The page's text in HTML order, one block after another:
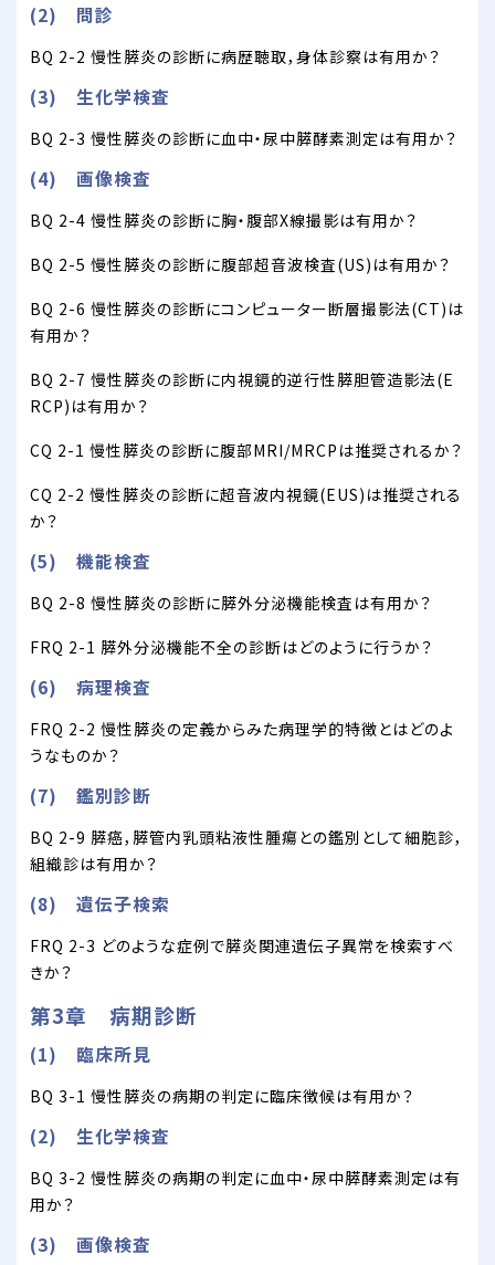
(2) 問診
BQ 2-2 慢性膵炎の診断に病歴聴取，身体診察は有用か？
(3) 生化学検査
BQ 2-3 慢性膵炎の診断に血中・尿中膵酵素測定は有用か？
(4) 画像検査
BQ 2-4 慢性膵炎の診断に胸・腹部X線撮影は有用か？
BQ 2-5 慢性膵炎の診断に腹部超音波検査(US)は有用か？
BQ 2-6 慢性膵炎の診断にコンピューター断層撮影法(CT)は
有用か？
BQ 2-7 慢性膵炎の診断に内視鏡的逆行性膵胆管造影法(E
RCP)は有用か？
CQ 2-1 慢性膵炎の診断に腹部MRI/MRCPは推奨されるか？
CQ 2-2 慢性膵炎の診断に超音波内視鏡(EUS)は推奨される
か？
(5) 機能検査
BQ 2-8 慢性膵炎の診断に膵外分泌機能検査は有用か？
FRQ 2-1 膵外分泌機能不全の診断はどのように行うか？
(6) 病理検査
FRQ 2-2 慢性膵炎の定義からみた病理学的特徴とはどのよ
うなものか？
(7) 鑑別診断
BQ 2-9 膵癌，膵管内乳頭粘液性腫瘍との鑑別として細胞診，
組織診は有用か？
(8) 遺伝子検索
FRQ 2-3 どのような症例で膵炎関連遺伝子異常を検索すべ
きか？
第3章 病期診断
(1) 臨床所見
BQ 3-1 慢性膵炎の病期の判定に臨床徴候は有用か？
(2) 生化学検査
BQ 3-2 慢性膵炎の病期の判定に血中・尿中膵酵素測定は有
用か？
(3) 画像検査